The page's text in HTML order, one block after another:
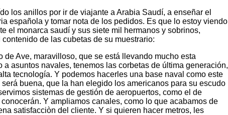
los anillos por ir de viajante a Arabia Saudí, a enseñar el
española y tomar nota de los pedidos. Es que lo estoy viendo
el monarca saudí y sus siete mil hermanos y sobrinos,
de las cubetas de su muestrario:
de Ave, maravilloso, que se está llevando mucho esta
a asuntos navales, tenemos las corbetas de última generación,
tecnología. Y podemos hacerles una base naval como este
buena, que la han elegido los americanos para su escudo
sistemas de gestión de aeropuertos, como el de
Y ampliamos canales, como lo que acabamos de
satisfacciòn del cliente. Y si quieren hacer metros, les